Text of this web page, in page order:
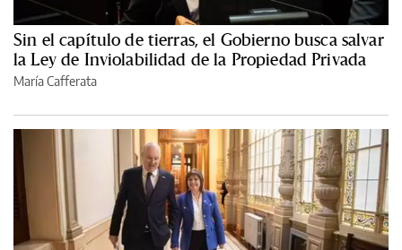
Sin el capítulo de tierras, el Gobierno busca salvar
la Ley de Inviolabilidad de la Propiedad Privada
María Cafferata